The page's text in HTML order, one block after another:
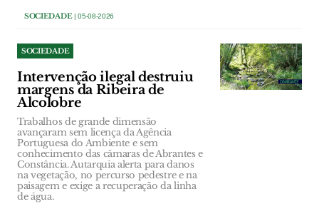
SOCIEDADE| 05-08-2026
SOCIEDADE
Intervenção ilegal destruiu
margens da Ribeira de
Alcolobre
Trabalhos de grande dimensão
avançaram sem licença da Agência
Portuguesa do Ambiente e sem
conhecimento das câmaras de Abrantes e
Constância. Autarquia alerta para danos
na vegetação, no percurso pedestre e na
paisagem e exige a recuperação da linha
de água.